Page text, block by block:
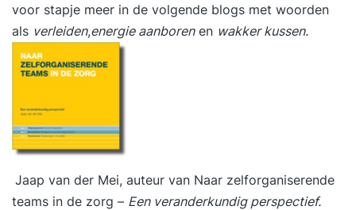
voor stapje meer in de volgende blogs met woorden
als verleiden,energie aanborenen wakker kussen.
Jaap van der Mei, auteur van Naar zelforganiserende
teams in de zorg – Een veranderkundig perspectief.